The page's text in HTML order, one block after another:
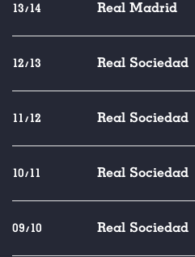
13/14 Real Madrid
12/13 Real Sociedad
11/12 Real Sociedad
10/11 Real Sociedad
09/10 Real Sociedad